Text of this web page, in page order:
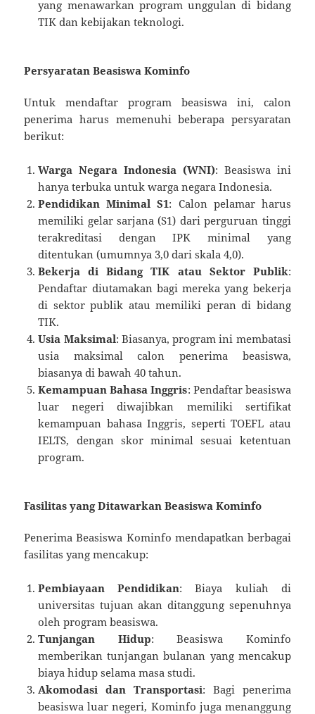
yang menawarkan program unggulan di bidang
TIK dan kebijakan teknologi.
Persyaratan Beasiswa Kominfo
Untuk mendaftar program beasiswa ini, calon
penerima harus memenuhi beberapa persyaratan
berikut:
Warga Negara Indonesia (WNI): Beasiswa ini
hanya terbuka untuk warga negara Indonesia.
Pendidikan Minimal S1: Calon pelamar harus
memiliki gelar sarjana (S1) dari perguruan tinggi
terakreditasi dengan IPK minimal yang
ditentukan (umumnya 3,0 dari skala 4,0).
Bekerja di Bidang TIK atau Sektor Publik:
Pendaftar diutamakan bagi mereka yang bekerja
di sektor publik atau memiliki peran di bidang
TIK.
Usia Maksimal: Biasanya, program ini membatasi
usia maksimal calon penerima beasiswa,
biasanya di bawah 40 tahun.
Kemampuan Bahasa Inggris: Pendaftar beasiswa
luar negeri diwajibkan memiliki sertifikat
kemampuan bahasa Inggris, seperti TOEFL atau
IELTS, dengan skor minimal sesuai ketentuan
program.
Fasilitas yang Ditawarkan Beasiswa Kominfo
Penerima Beasiswa Kominfo mendapatkan berbagai
fasilitas yang mencakup:
Pembiayaan Pendidikan: Biaya kuliah di
universitas tujuan akan ditanggung sepenuhnya
oleh program beasiswa.
Tunjangan Hidup: Beasiswa Kominfo
memberikan tunjangan bulanan yang mencakup
biaya hidup selama masa studi.
Akomodasi dan Transportasi: Bagi penerima
beasiswa luar negeri, Kominfo juga menanggung